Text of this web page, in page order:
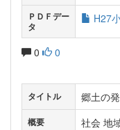
ＰＤＦデー
タ
H27
0 0
タイトル 郷土の
概要 社会 地